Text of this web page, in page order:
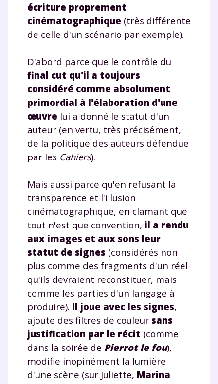
écriture proprement
cinématographique (très différente
de celle d'un scénario par exemple).
D'abord parce que le contrôle du
final cut qu'il a toujours
considéré comme absolument
primordial à l'élaboration d'une
œuvre lui a donné le statut d'un
auteur (en vertu, très précisément,
de la politique des auteurs défendue
par les Cahiers).
Mais aussi parce qu'en refusant la
transparence et l'illusion
cinématographique, en clamant que
tout n'est que convention, il a rendu
aux images et aux sons leur
statut de signes (considérés non
plus comme des fragments d'un réel
qu'ils devraient reconstituer, mais
comme les parties d'un langage à
produire). Il joue avec les signes,
ajoute des filtres de couleur sans
justification par le récit (comme
dans la soirée de Pierrot le fou),
modifie inopinément la lumière
d'une scène (sur Juliette, Marina
Envie de progresser
et de réussir votre
année scolaire ?